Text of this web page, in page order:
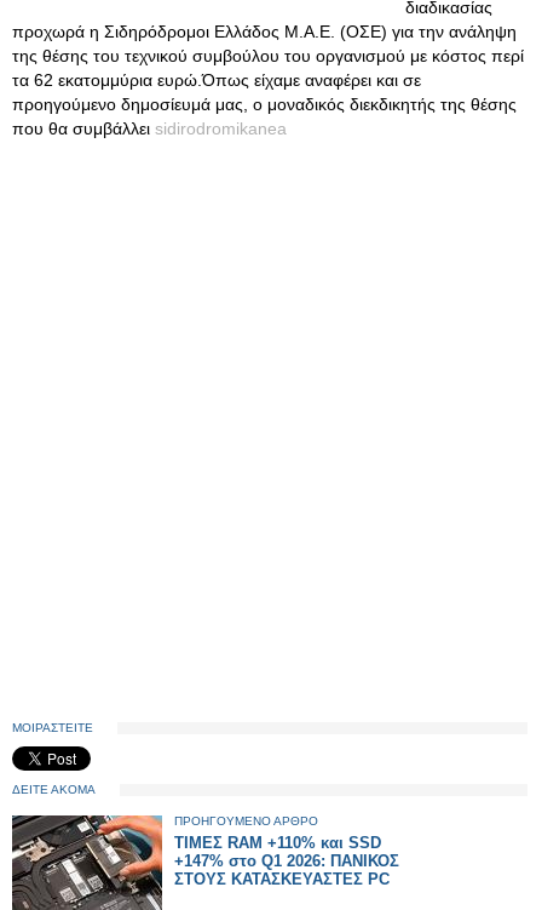
διαδικασίας
προχωρά η Σιδηρόδρομοι Ελλάδος Μ.Α.Ε. (ΟΣΕ) για την ανάληψη
της θέσης του τεχνικού συμβούλου του οργανισμού με κόστος περί
τα 62 εκατομμύρια ευρώ.Όπως είχαμε αναφέρει και σε
προηγούμενο δημοσίευμά μας, ο μοναδικός διεκδικητής της θέσης
που θα συμβάλλει sidirodromikanea
ΜΟΙΡΑΣΤΕΙΤΕ
ΔΕΙΤΕ ΑΚΟΜΑ
ΠΡΟΗΓΟΥΜΕΝΟ ΑΡΘΡΟ
ΤΙΜΕΣ RAM +110% και SSD
+147% στο Q1 2026: ΠΑΝΙΚΟΣ
ΣΤΟΥΣ ΚΑΤΑΣΚΕΥΑΣΤΕΣ PC